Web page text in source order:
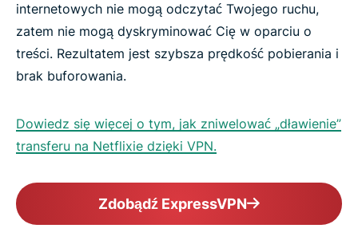
internetowych nie mogą odczytać Twojego ruchu,
zatem nie mogą dyskryminować Cię w oparciu o
treści. Rezultatem jest szybsza prędkość pobierania i
brak buforowania.
Dowiedz się więcej o tym, jak zniwelować „dławienie”
transferu na Netflixie dzięki VPN.
Zdobądź ExpressVPN